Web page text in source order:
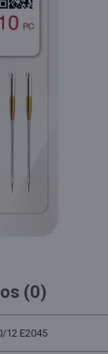
(0)
12 E2045